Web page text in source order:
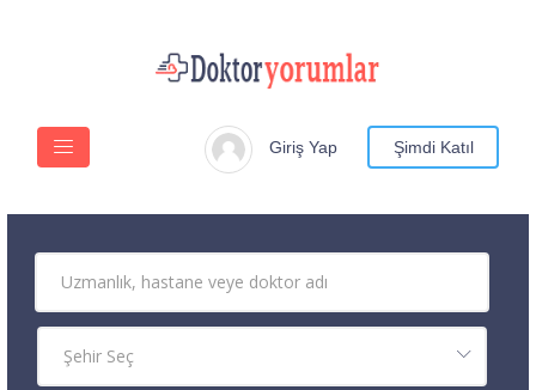
Giriş Yap Şimdi Katıl